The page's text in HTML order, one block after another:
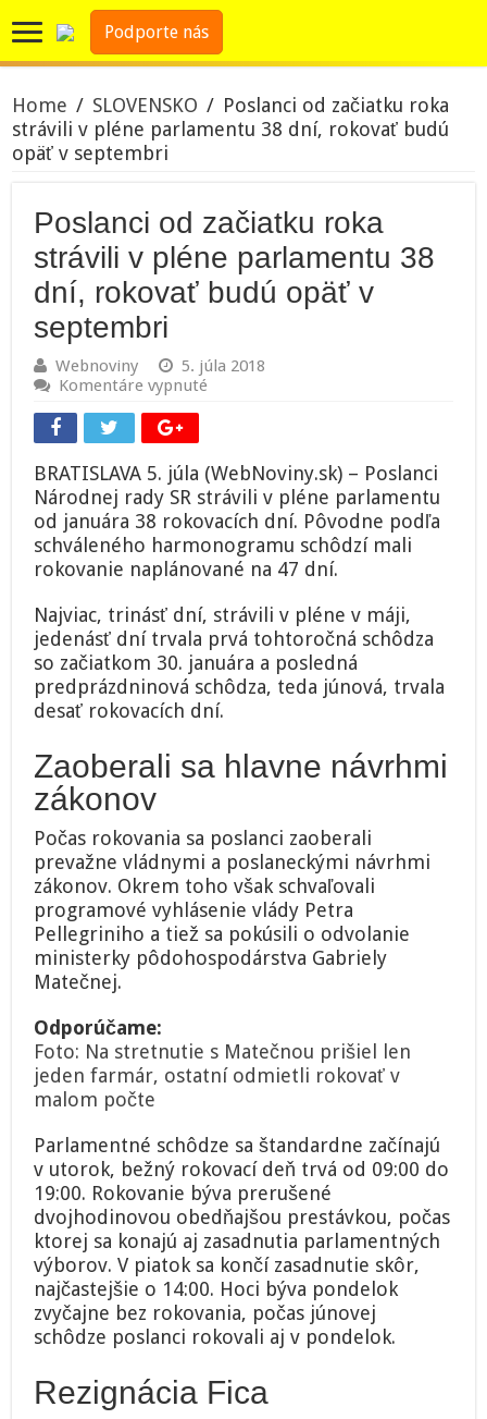
Podporte nás
Home / SLOVENSKO / Poslanci od začiatku roka
strávili v pléne parlamentu 38 dní, rokovať budú
opäť v septembri
Poslanci od začiatku roka
strávili v pléne parlamentu 38
dní, rokovať budú opäť v
septembri
Webnoviny
5. júla 2018
Komentáre vypnuté
roka
strávili
v
pléne
parlamentu
38
dní,
budú
opäť
v
septembri
BRATISLAVA 5. júla (WebNoviny.sk) – Poslanci
Národnej rady SR strávili v pléne parlamentu
od januára 38 rokovacích dní. Pôvodne podľa
schváleného harmonogramu schôdzí mali
rokovanie naplánované na 47 dní.
Najviac, trinásť dní, strávili v pléne v máji,
jedenásť dní trvala prvá tohtoročná schôdza
so začiatkom 30. januára a posledná
predprázdninová schôdza, teda júnová, trvala
desať rokovacích dní.
Zaoberali sa hlavne návrhmi
zákonov
Počas rokovania sa poslanci zaoberali
prevažne vládnymi a poslaneckými návrhmi
zákonov. Okrem toho však schvaľovali
programové vyhlásenie vlády Petra
Pellegriniho a tiež sa pokúsili o odvolanie
ministerky pôdohospodárstva Gabriely
Matečnej.
Odporúčame:
Foto: Na stretnutie s Matečnou prišiel len
jeden farmár, ostatní odmietli rokovať v
malom počte
Parlamentné schôdze sa štandardne začínajú
v utorok, bežný rokovací deň trvá od 09:00 do
19:00. Rokovanie býva prerušené
dvojhodinovou obedňajšou prestávkou, počas
ktorej sa konajú aj zasadnutia parlamentných
výborov. V piatok sa končí zasadnutie skôr,
najčastejšie o 14:00. Hoci býva pondelok
zvyčajne bez rokovania, počas júnovej
schôdze poslanci rokovali aj v pondelok.
Rezignácia Fica